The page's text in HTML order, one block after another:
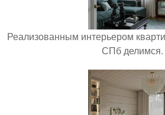
Реализованным интерьером
СПб делимся.